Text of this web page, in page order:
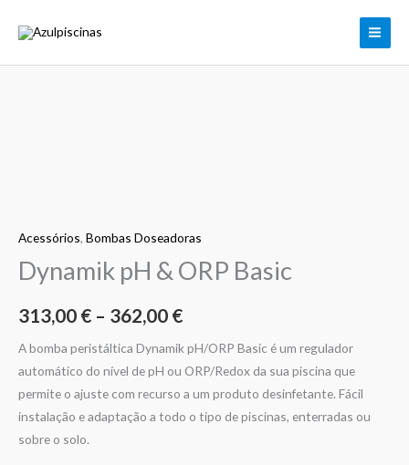
Acessórios, Bombas Doseadoras
Dynamik pH & ORP Basic
313,00 € – 362,00 €
through
362,00 €
A bomba peristáltica Dynamik pH/ORP Basic é um regulador
automático do nível de pH ou ORP/Redox da sua piscina que
permite o ajuste com recurso a um produto desinfetante. Fácil
instalação e adaptação a todo o tipo de piscinas, enterradas ou
sobre o solo.
ORP
Basic